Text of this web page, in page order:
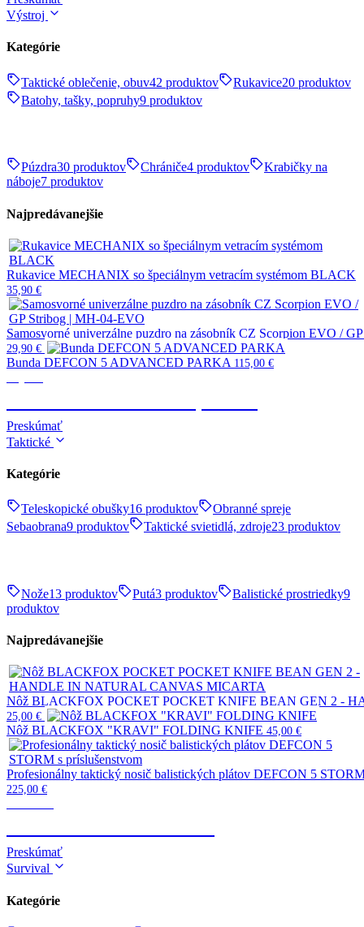
Výstroj
Kategórie
Taktické oblečenie, obuv42 produktov Rukavice20 produktov
Batohy, tašky, popruhy9 produktov
Púzdra30 produktov Chrániče4 produktov
Krabičky na
náboje7 produktov
Najpredávanejšie
Rukavice MECHANIX so špeciálnym vetracím systémom BLACK
35,90 €
Samosvorné univerzálne puzdro na zásobník CZ Scorpion EVO /
29,90 €
Bunda DEFCON 5 ADVANCED PARKA 115,00 €
Preskúmať
Taktické
Kategórie
Teleskopické obušky16 produktov
Obranné spreje
Sebaobrana9 produktov Taktické svietidlá, zdroje23 produktov
Nože13 produktov Putá3 produktov Balistické prostriedky9
produktov
Najpredávanejšie
Nôž BLACKFOX POCKET POCKET KNIFE BEAN GEN 2 -
25,00 €
Nôž BLACKFOX "KRAVI" FOLDING KNIFE 45,00 €
Profesionálny taktický nosič balistických plátov DEFCON 5
225,00 €
Preskúmať
Survival
Kategórie